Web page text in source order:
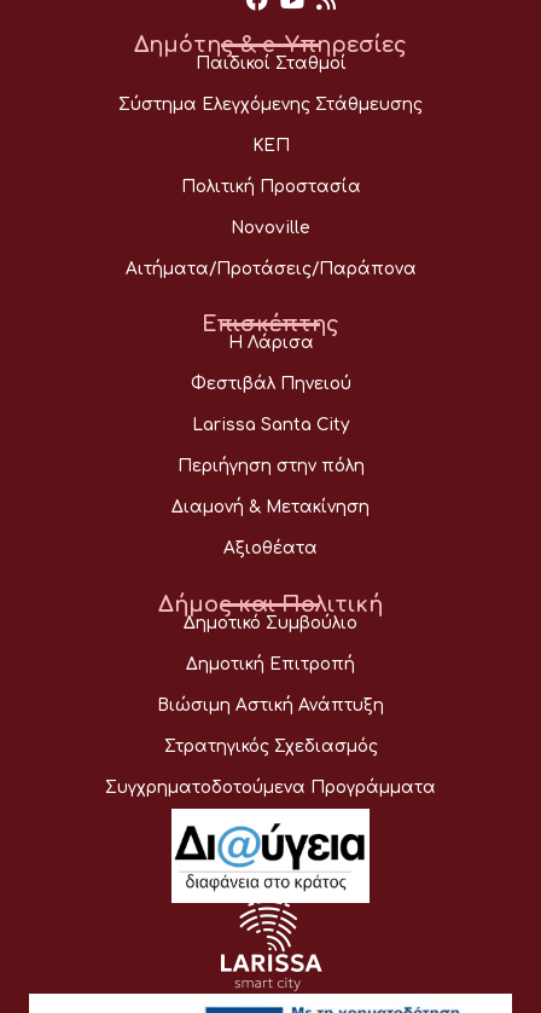
Δημότης & e-Υπηρεσίες
Παιδικοί Σταθμοί
Σύστημα Ελεγχόμενης Στάθμευσης
ΚΕΠ
Πολιτική Προστασία
Novoville
Αιτήματα/Προτάσεις/Παράπονα
Επισκέπτης
Η Λάρισα
Φεστιβάλ Πηνειού
Larissa Santa City
Περιήγηση στην πόλη
Διαμονή & Μετακίνηση
Αξιοθέατα
Δήμος και Πολιτική
Δημοτικό Συμβούλιο
Δημοτική Επιτροπή
Βιώσιμη Αστική Ανάπτυξη
Στρατηγικός Σχεδιασμός
Συγχρηματοδοτούμενα Προγράμματα